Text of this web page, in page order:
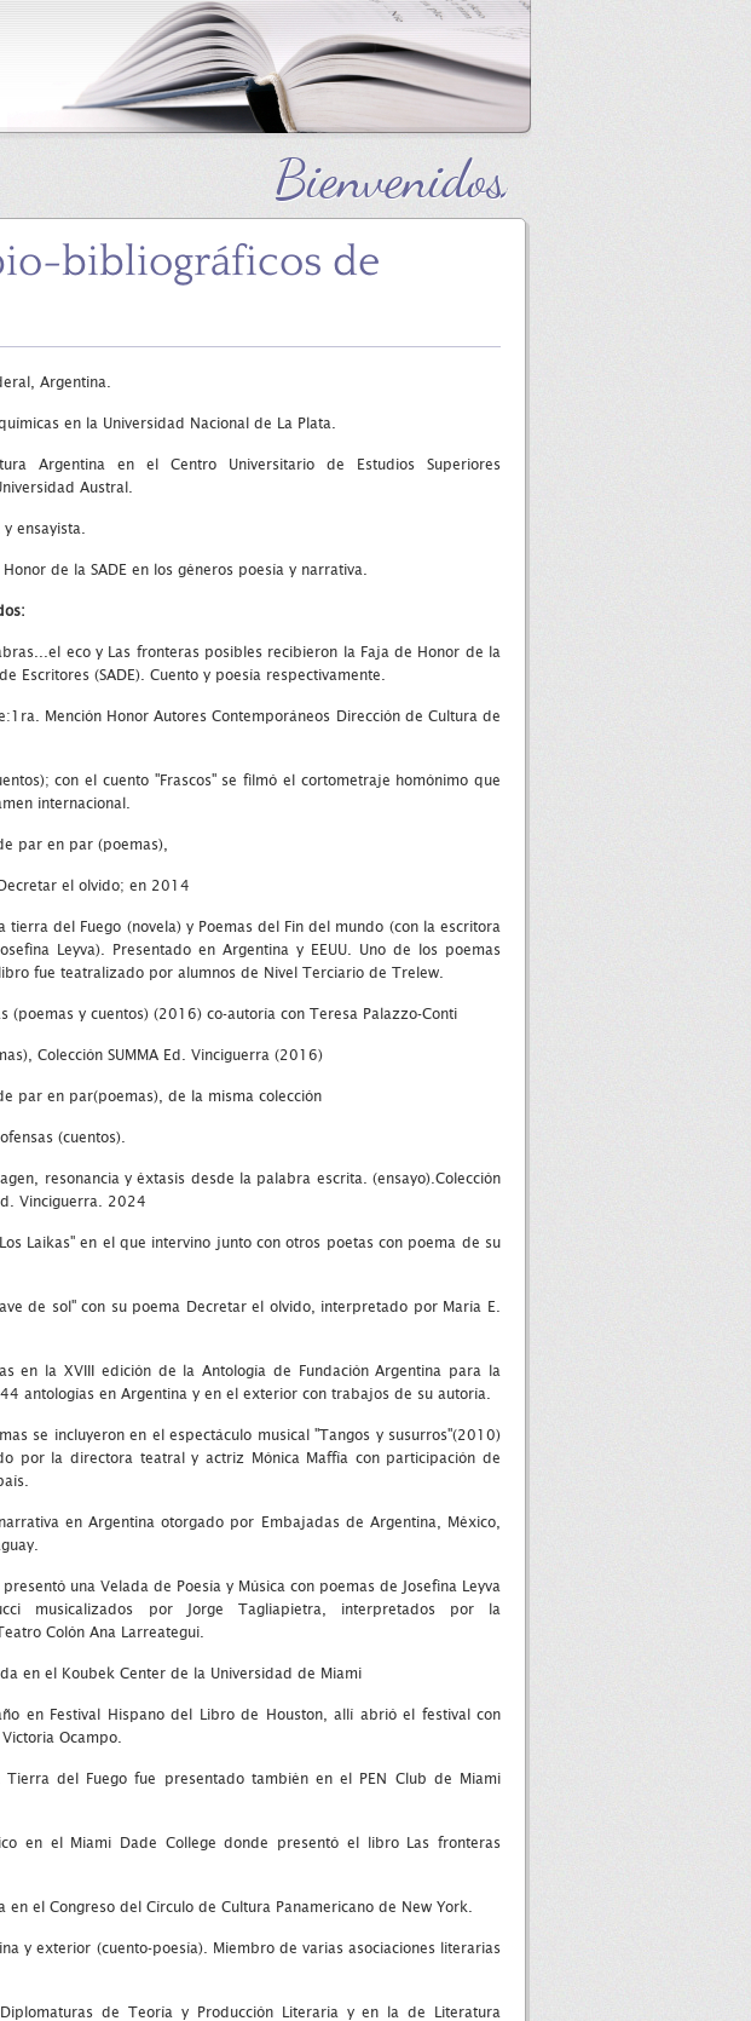
Bienvenidos
bibliográficos de
Argentina.
en la Universidad Nacional de La Plata.
Argentina en el Centro Universitario de Estudios Superiores
Austral.
ensayista.
de la SADE en los géneros poesía y narrativa.
eco y Las fronteras posibles recibieron la Faja de Honor de la
Escritores (SADE). Cuento y poesía respectivamente.
Mención Honor Autores Contemporáneos Dirección de Cultura de
con el cuento "Frascos" se filmó el cortometraje homónimo que
internacional.
par en par (poemas),
el olvido; en 2014
tierra del Fuego (novela) y Poemas del Fin del mundo (con la escritora
Leyva). Presentado en Argentina y EEUU. Uno de los poemas
fue teatralizado por alumnos de Nivel Terciario de Trelew.
(poemas y cuentos) (2016) co-autoría con Teresa Palazzo-Conti
Colección SUMMA Ed. Vinciguerra (2016)
par en par(poemas), de la misma colección
(cuentos).
resonancia y éxtasis desde la palabra escrita. (ensayo).Colección
Vinciguerra. 2024
Laikas" en el que intervino junto con otros poetas con poema de su
de sol" con su poema Decretar el olvido, interpretado por María E.
en la XVIII edición de la Antología de Fundación Argentina para la
antologías en Argentina y en el exterior con trabajos de su autoría.
se incluyeron en el espectáculo musical "Tangos y susurros"(2010)
por la directora teatral y actriz Mónica Maffía con participación de
en Argentina otorgado por Embajadas de Argentina, México,
una Velada de Poesía y Música con poemas de Josefina Leyva
musicalizados por Jorge Tagliapietra, interpretados por la
Colón Ana Larreategui.
en el Koubek Center de la Universidad de Miami
en Festival Hispano del Libro de Houston, allí abrió el festival con
Ocampo.
del Fuego fue presentado también en el PEN Club de Miami
en el Miami Dade College donde presentó el libro Las fronteras
en el Congreso del Círculo de Cultura Panamericano de New York.
y exterior (cuento-poesía). Miembro de varias asociaciones literarias
de Teoría y Producción Literaria y en la de Literatura